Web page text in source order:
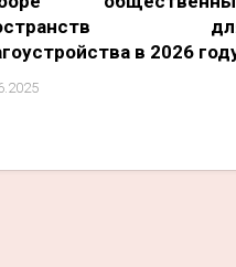
в 2026